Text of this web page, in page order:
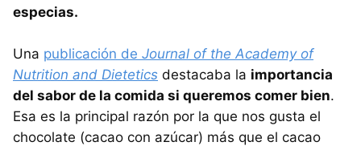
especias.
Una publicación de Journal of the Academy of
Nutrition and Dietetics destacaba la importancia
del sabor de la comida si queremos comer bien.
Esa es la principal razón por la que nos gusta el
chocolate (cacao con azúcar) más que el cacao